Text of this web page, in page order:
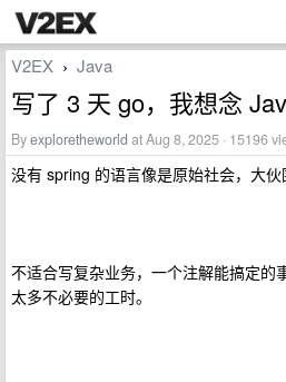
V2EX › Java
写了 3 天 go，我想念
Byexploretheworld at Aug 8, 2025 · 15196
没有 spring 的语言像是原始社会，大伙
不适合写复杂业务，一个注解能搞定的
太多不必要的工时。